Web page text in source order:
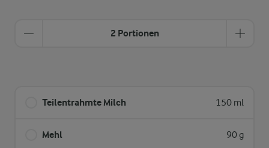
2 Portionen
Teilentrahmte Milch 150 ml
Mehl 90 g